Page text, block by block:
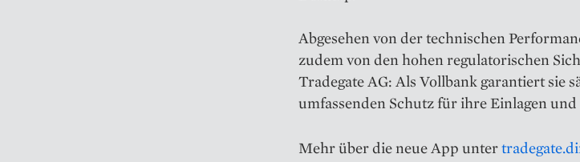
Abgesehen von der technischen
zudem von den hohen regulatorischen
Tradegate AG: Als Vollbank garantiert sie
umfassenden Schutz für ihre Einlagen und
Mehr über die neue App unter